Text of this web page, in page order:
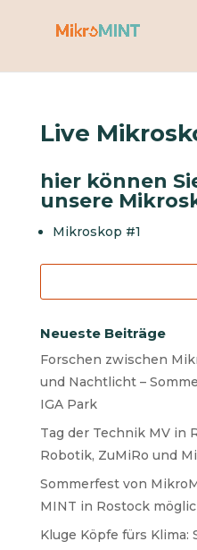
Live
hier können
unsere
Mikroskop #1
Neueste Beiträge
Forschen zwischen
und Nachtlicht –
IGA Park
Tag der Technik MV in
Robotik, ZuMiRo und
Sommerfest von
MINT in Rostock
Kluge Köpfe fürs Klima: